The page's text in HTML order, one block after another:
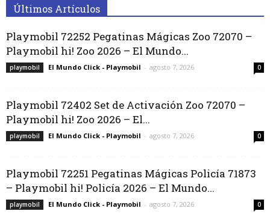
Últimos Artículos
Playmobil 72252 Pegatinas Mágicas Zoo 72070 –
Playmobil hi! Zoo 2026 – El Mundo...
playmobil El Mundo Click - Playmobil - agosto 7, 2026 0
Playmobil 72402 Set de Activación Zoo 72070 –
Playmobil hi! Zoo 2026 – El...
playmobil El Mundo Click - Playmobil - agosto 7, 2026 0
Playmobil 72251 Pegatinas Mágicas Policía 71873
– Playmobil hi! Policía 2026 – El Mundo...
playmobil El Mundo Click - Playmobil - agosto 7, 2026 0